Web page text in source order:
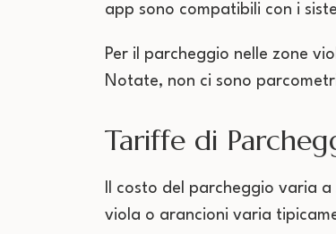
app sono compatibili con i
Per il parcheggio nelle zone
Notate, non ci sono
Tariffe di
Il costo del parcheggio varia
viola o arancioni varia